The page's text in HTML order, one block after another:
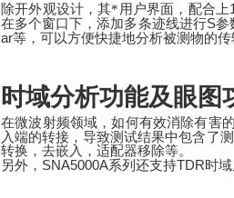
除开外观设计，其*用户界面，配合上
在多个窗口下，添加多条迹线进行S参
ar等，可以方便快捷地分析被测物的
时域分析功能及眼图
在微波射频领域，如何有效消除有害
入端的转接，导致测试结果中包含了
转换，去嵌入，适配器移除等。
另外， SNA5000A系列还支持TDR时